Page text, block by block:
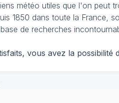
météo utiles que l'on peut
1850 dans toute la France,
de recherches
vous avez la possibilité